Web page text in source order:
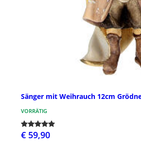
Sänger mit Weihrauch 12cm
VORRÄTIG
€ 59,90